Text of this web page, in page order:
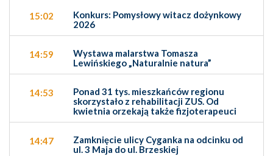
15:02
Konkurs: Pomysłowy witacz dożynkowy
2026
14:59
Wystawa malarstwa Tomasza
Lewińskiego „Naturalnie natura”
14:53
Ponad 31 tys. mieszkańców regionu
skorzystało z rehabilitacji ZUS. Od
kwietnia orzekają także fizjoterapeuci
14:47
Zamknięcie ulicy Cyganka na odcinku od
ul. 3 Maja do ul. Brzeskiej